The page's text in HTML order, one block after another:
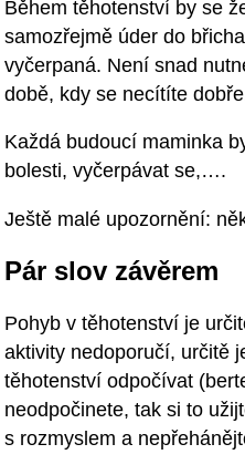
Během těhotenství by se
samozřejmě úder do
vyčerpaná. Není snad
době, kdy se necítíte
Každá budoucí maminka
bolesti, vyčerpávat se,….
Ještě malé upozornění:
Pár slov závěrem
Pohyb v těhotenství je
aktivity nedoporučí, určitě
těhotenství odpočívat
neodpočinete, tak si to
s rozmyslem a